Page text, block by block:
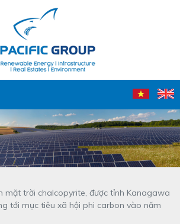
mặt trời chalcopyrite, được tỉnh Kanagawa
tới mục tiêu xã hội phi carbon vào năm